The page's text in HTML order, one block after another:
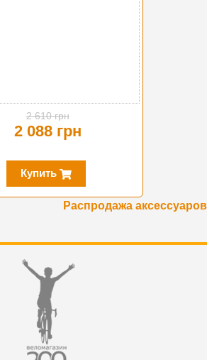
2 610 грн
2 088 грн
Купить
Распродажа аксессуаров